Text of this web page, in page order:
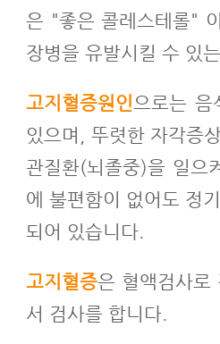
은 "좋은 콜레스테롤"
장병을 유발시킬 수 있
고지혈증원인으로는 음
있으며, 뚜렷한 자각증
관질환(뇌졸중)을 일으
에 불편함이 없어도 정
되어 있습니다.
고지혈증은 혈액검사로
서 검사를 합니다.